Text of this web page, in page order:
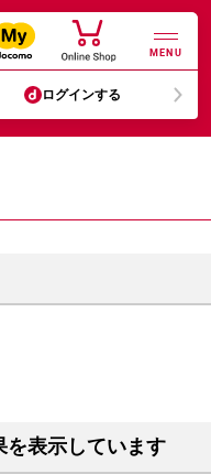
MENU
ログインする
を表示しています